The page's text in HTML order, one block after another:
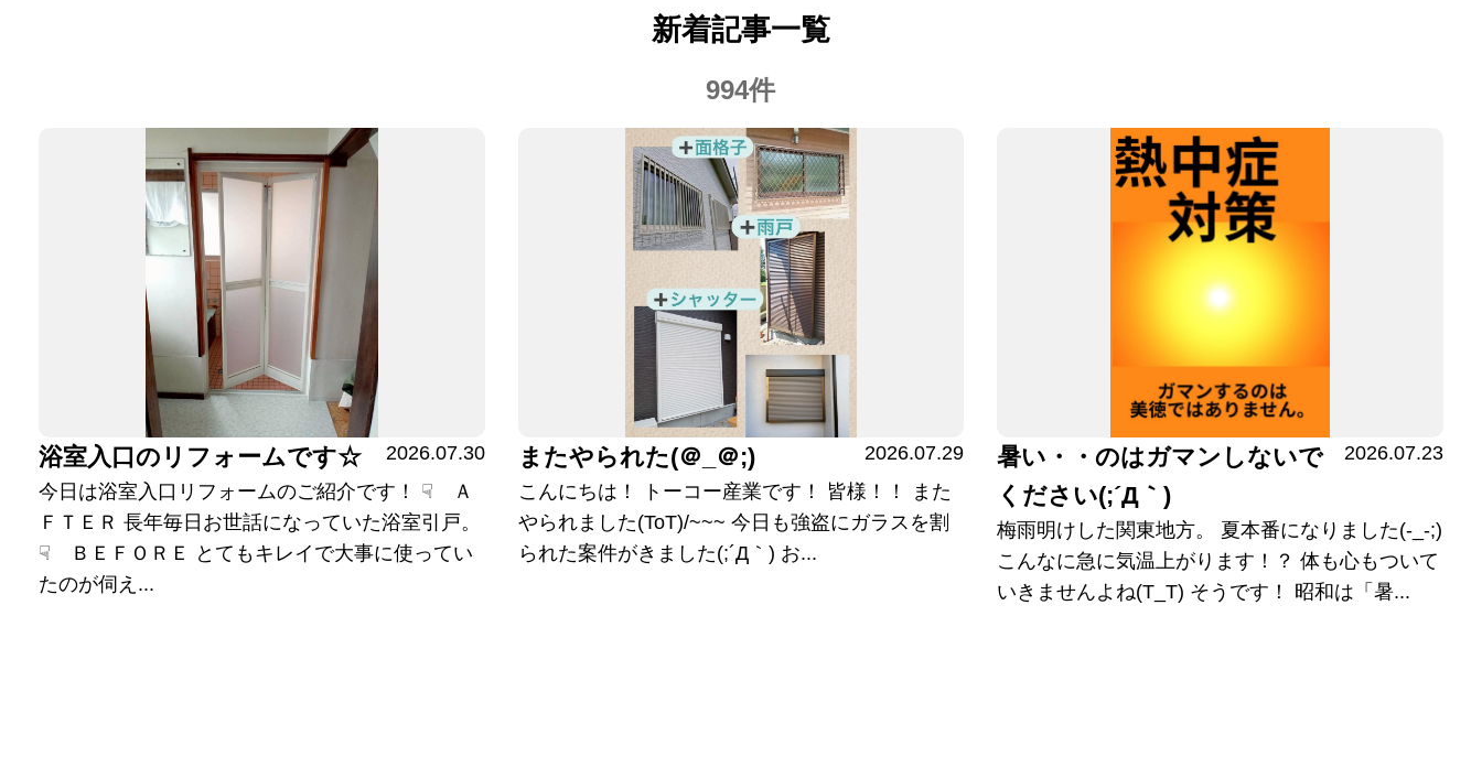
新着記事一覧
994件
浴室入口のリフォームです☆
2026.07.30
今日は浴室入口リフォームのご紹介です！ ☟ Ａ
ＦＴＥＲ 長年毎日お世話になっていた浴室引戸。
☟ ＢＥＦＯＲＥ とてもキレイで大事に使ってい
たのが伺え...
またやられた(＠_＠;)
2026.07.29
こんにちは！ トーコー産業です！ 皆様！！ また
やられました(ToT)/~~~ 今日も強盗にガラスを割
られた案件がきました(;´Д｀) お...
暑い・・のはガマンしないで
ください(;´Д｀)
2026.07.23
梅雨明けした関東地方。 夏本番になりました(-_-;)
こんなに急に気温上がります！？ 体も心もついて
いきませんよね(T_T) そうです！ 昭和は「暑...